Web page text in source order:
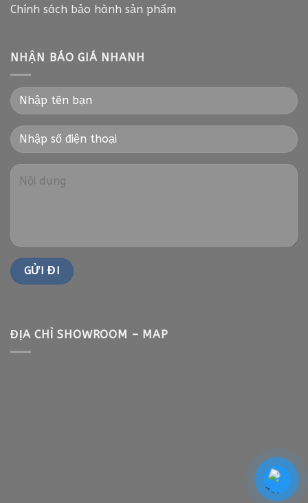
Chính sách bảo hành sản phẩm
NHẬN BÁO GIÁ NHANH
ĐỊA CHỈ SHOWROOM – MAP